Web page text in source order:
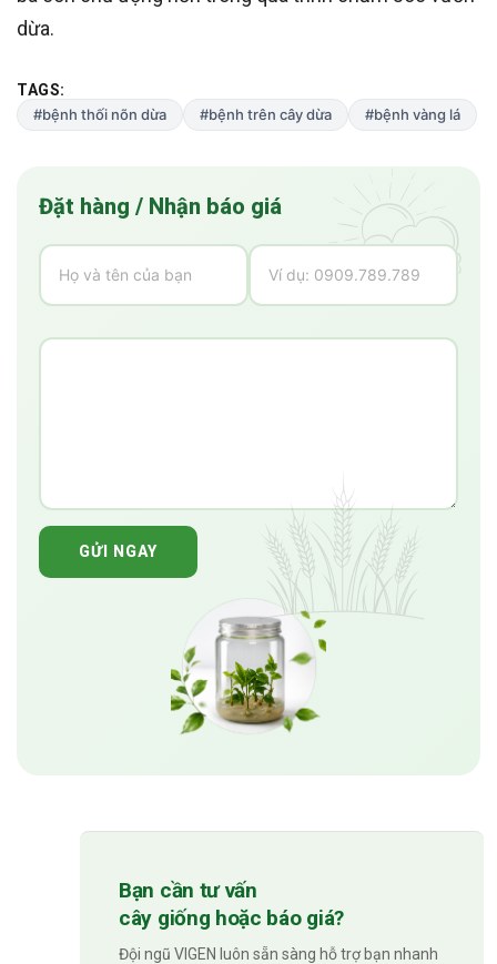
dừa.
TAGS:
#bệnh thối nõn dừa
#bệnh trên cây dừa #bệnh vàng lá
Đặt hàng / Nhận báo giá
GỬI NGAY
Bạn cần tư vấn
cây giống hoặc báo giá?
Đội ngũ VIGEN luôn sẵn sàng hỗ trợ bạn nhanh